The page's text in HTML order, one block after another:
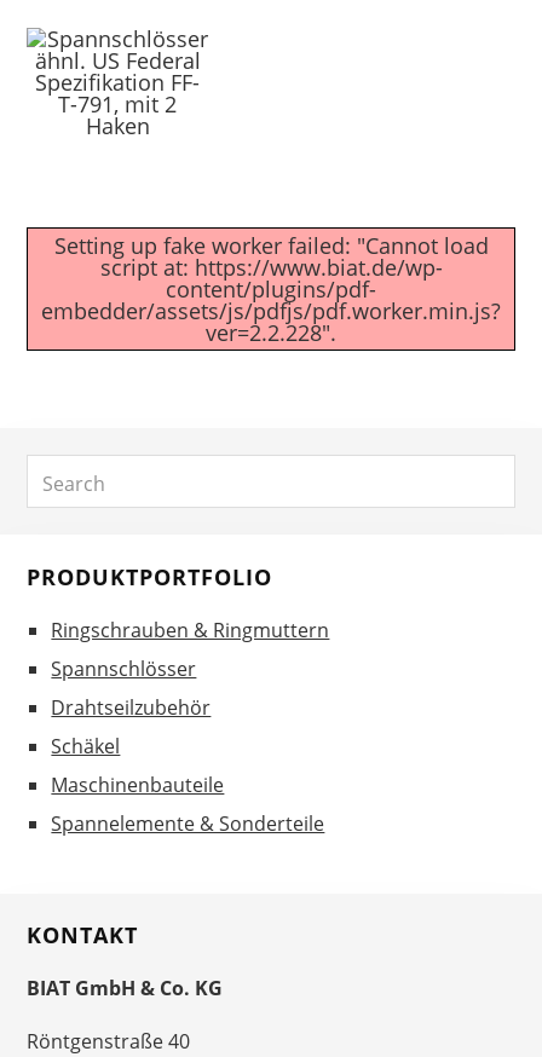
Setting up fake worker failed: "Cannot load
script at: https://www.biat.de/wp-
content/plugins/pdf-
embedder/assets/js/pdfjs/pdf.worker.min.js?
ver=2.2.228".
Primary
Sidebar
Search
PRODUKTPORTFOLIO
Ringschrauben & Ringmuttern
Spannschlösser
Drahtseilzubehör
Schäkel
Maschinenbauteile
Spannelemente & Sonderteile
KONTAKT
BIAT GmbH & Co. KG
Röntgenstraße 40